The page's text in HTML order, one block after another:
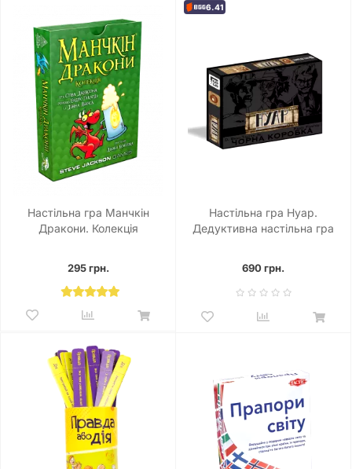
Настільна гра Манчкін
Дракони. Колекція
295 грн.
6.41
Настільна гра Нуар.
Дедуктивна настільна гра
690 грн.